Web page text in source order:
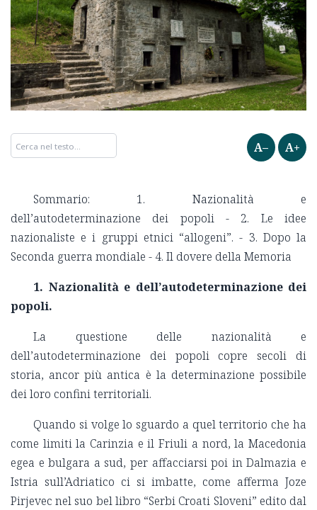
A– A+
Sommario: 1. Nazionalità e
dell’autodeterminazione dei popoli - 2. Le idee
nazionaliste e i gruppi etnici “allogeni”. - 3. Dopo la
Seconda guerra mondiale - 4. Il dovere della Memoria
1. Nazionalità e dell’autodeterminazione dei
popoli.
La questione delle nazionalità e
dell’autodeterminazione dei popoli copre secoli di
storia, ancor più antica è la determinazione possibile
dei loro confini territoriali.
Quando si volge lo sguardo a quel territorio che ha
come limiti la Carinzia e il Friuli a nord, la Macedonia
egea e bulgara a sud, per affacciarsi poi in Dalmazia e
Istria sull’Adriatico ci si imbatte, come afferma Joze
Pirjevec nel suo bel libro “Serbi Croati Sloveni” edito dal